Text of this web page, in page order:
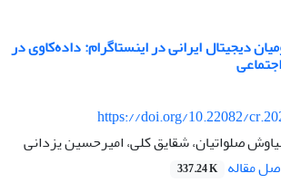
دیجیتال ایرانی در اینستاگرام: داده‌کاوی در
https://doi.org/10.22082/
صلواتیان، شقایق کلی، امیرحسین یزدانی
مقاله 337.24 K